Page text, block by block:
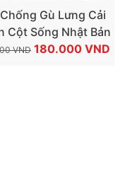
Gù Lưng Cải
Cột Sống Nhật Bản
VND GIÁ
180.000 VND